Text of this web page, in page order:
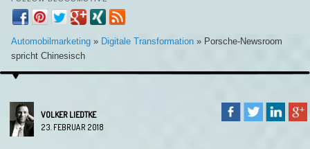
Automobilmarketing » Digitale Transformation » Porsche-Newsroom
spricht Chinesisch
VOLKER LIEDTKE
23. FEBRUAR 2018